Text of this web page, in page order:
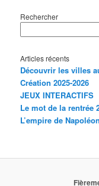
Rechercher
Articles récents
Découvrir les villes
Création 2025-2026
JEUX INTERACTIFS
Le mot de la rentrée
L’empire de Napoléon